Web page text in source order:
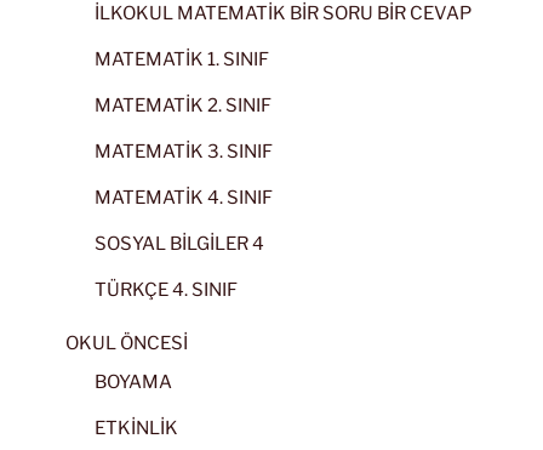
İLKOKUL MATEMATİK BİR SORU BİR CEVAP
MATEMATİK 1. SINIF
MATEMATİK 2. SINIF
MATEMATİK 3. SINIF
MATEMATİK 4. SINIF
SOSYAL BİLGİLER 4
TÜRKÇE 4. SINIF
OKUL ÖNCESİ
BOYAMA
ETKİNLİK